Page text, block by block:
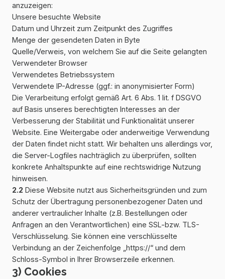
anzuzeigen:
Unsere besuchte Website
Datum und Uhrzeit zum Zeitpunkt des Zugriffes
Menge der gesendeten Daten in Byte
Quelle/Verweis, von welchem Sie auf die Seite gelangten
Verwendeter Browser
Verwendetes Betriebssystem
Verwendete IP-Adresse (ggf.: in anonymisierter Form)
Die Verarbeitung erfolgt gemäß Art. 6 Abs. 1 lit. f DSGVO
auf Basis unseres berechtigten Interesses an der
Verbesserung der Stabilität und Funktionalität unserer
Website. Eine Weitergabe oder anderweitige Verwendung
der Daten findet nicht statt. Wir behalten uns allerdings vor,
die Server-Logfiles nachträglich zu überprüfen, sollten
konkrete Anhaltspunkte auf eine rechtswidrige Nutzung
hinweisen.
2.2 Diese Website nutzt aus Sicherheitsgründen und zum
Schutz der Übertragung personenbezogener Daten und
anderer vertraulicher Inhalte (z.B. Bestellungen oder
Anfragen an den Verantwortlichen) eine SSL-bzw. TLS-
Verschlüsselung. Sie können eine verschlüsselte
Verbindung an der Zeichenfolge „https://“ und dem
Schloss-Symbol in Ihrer Browserzeile erkennen.
3) Cookies